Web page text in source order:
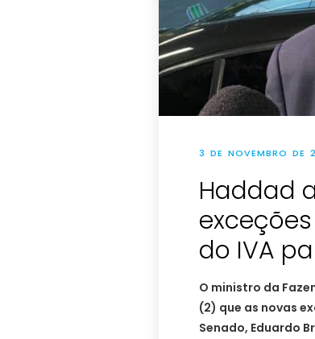
3 DE NOVEMBRO DE
Haddad
do IVA
O ministro da
(2) que as novas
Senado, Eduardo